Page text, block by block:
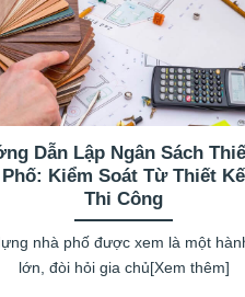
Dẫn Lập Ngân Sách
Phố: Kiểm Soát Từ Thiết
Thi Công
nhà phố được xem là một
lớn, đòi hỏi gia chủ[Xem thêm]